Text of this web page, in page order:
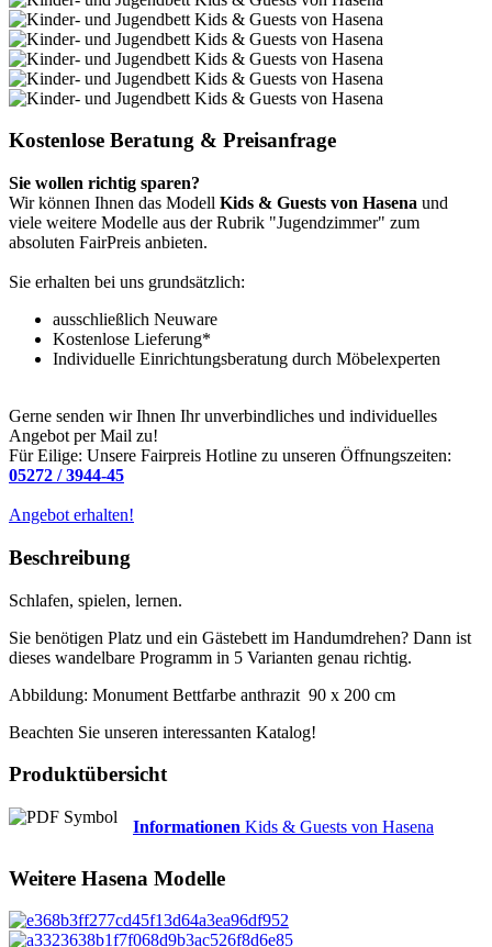
Kostenlose Beratung & Preisanfrage
Sie wollen richtig sparen?
Wir können Ihnen das Modell Kids & Guests von Hasena und
viele weitere Modelle aus der Rubrik "Jugendzimmer" zum
absoluten FairPreis anbieten.
Sie erhalten bei uns grundsätzlich:
ausschließlich Neuware
Kostenlose Lieferung*
Individuelle Einrichtungsberatung durch Möbelexperten
Gerne senden wir Ihnen Ihr unverbindliches und individuelles
Angebot per Mail zu!
Für Eilige: Unsere Fairpreis Hotline zu unseren Öffnungszeiten:
05272 / 3944-45
Angebot erhalten!
Beschreibung
Schlafen, spielen, lernen.
Sie benötigen Platz und ein Gästebett im Handumdrehen? Dann ist
dieses wandelbare Programm in 5 Varianten genau richtig.
Abbildung: Monument Bettfarbe anthrazit 90 x 200 cm
Beachten Sie unseren interessanten Katalog!
Produktübersicht
Informationen Kids & Guests von Hasena
Weitere Hasena Modelle